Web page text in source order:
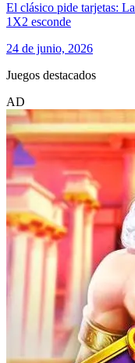
El clásico pide tarjetas:
1X2 esconde
24 de junio, 2026
Juegos destacados
AD